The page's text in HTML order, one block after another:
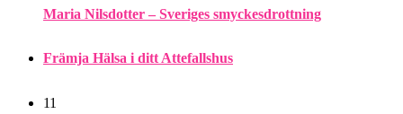
Maria Nilsdotter – Sveriges smyckesdrottning
Främja Hälsa i ditt Attefallshus
11